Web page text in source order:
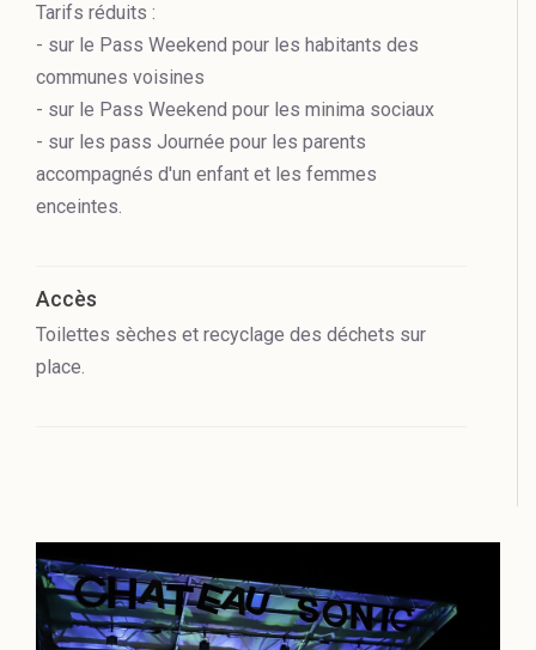
Tarifs réduits :
- sur le Pass Weekend pour les habitants des
communes voisines
- sur le Pass Weekend pour les minima sociaux
- sur les pass Journée pour les parents
accompagnés d'un enfant et les femmes
enceintes.
Accès
Toilettes sèches et recyclage des déchets sur
place.